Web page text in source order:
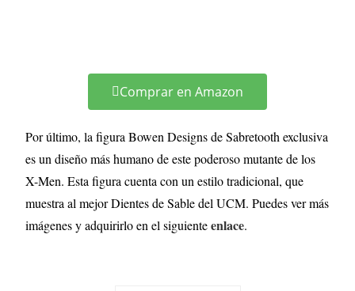
Comprar en Amazon
Por último, la figura Bowen Designs de Sabretooth exclusiva
es un diseño más humano de este poderoso mutante de los
X-Men. Esta figura cuenta con un estilo tradicional, que
muestra al mejor Dientes de Sable del UCM. Puedes ver más
imágenes y adquirirlo en el siguienteenlace.